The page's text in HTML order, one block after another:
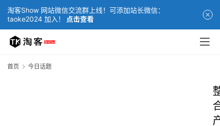
淘客Show 网站微信交流群上线！可添加站长微信：
taoke2024 加入！
点击查看
首页 今日话题